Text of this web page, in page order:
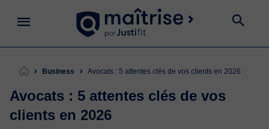
Business Avocats : 5 attentes clés de vos clients en 2026
Avocats : 5 attentes clés de vos
clients en 2026